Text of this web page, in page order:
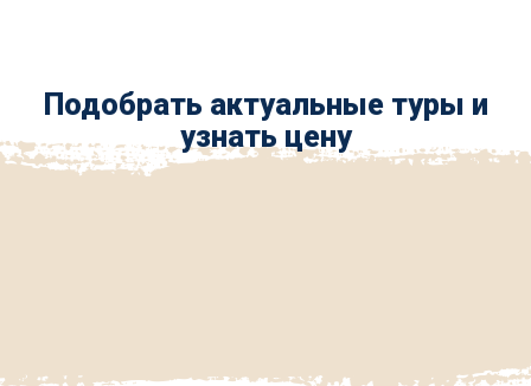
Подобрать актуальные туры и
узнать цену